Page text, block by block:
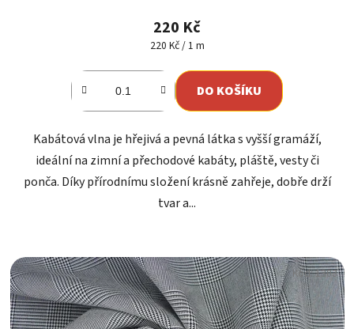
220 Kč
Měrná
220 Kč / 1 m
DO KOŠÍKU
Kabátová vlna je hřejivá a pevná látka s vyšší gramáží,
ideální na zimní a přechodové kabáty, pláště, vesty či
ponča. Díky přírodnímu složení krásně zahřeje, dobře drží
tvar a...
Kód:1303